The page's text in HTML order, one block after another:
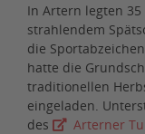
In Artern legten
strahlendem
die
hatte die
traditionellen
eingeladen.
des
Arterner